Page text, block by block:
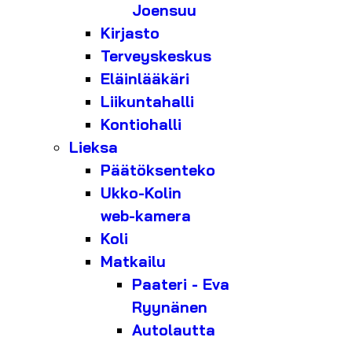
Joensuu
Kirjasto
Terveyskeskus
Eläinlääkäri
Liikuntahalli
Kontiohalli
Lieksa
Päätöksenteko
Ukko-Kolin
web-kamera
Koli
Matkailu
Paateri - Eva
Ryynänen
Autolautta